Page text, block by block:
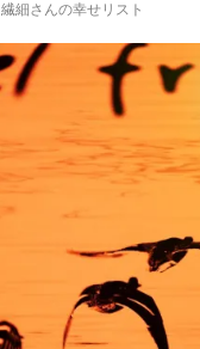
繊細さんの幸せリスト